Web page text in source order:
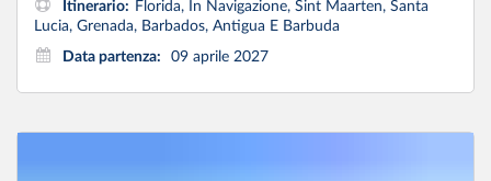
Itinerario: Florida, In Navigazione, Sint Maarten, Santa
Lucia, Grenada, Barbados, Antigua E Barbuda
Data partenza:
09 aprile 2027